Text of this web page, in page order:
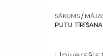
SĀKUMS /
PUTU